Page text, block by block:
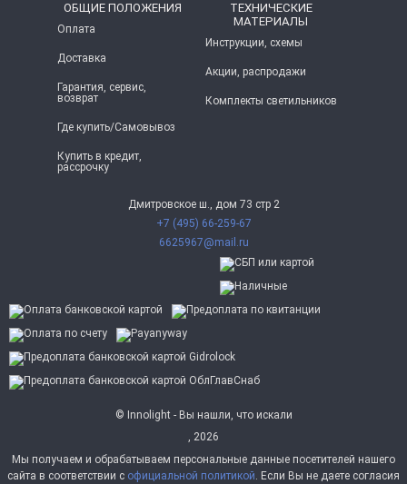
ОБЩИЕ ПОЛОЖЕНИЯ
Оплата
Доставка
Гарантия, сервис,
возврат
Где купить/Самовывоз
Купить в кредит,
рассрочку
ТЕХНИЧЕСКИЕ
МАТЕРИАЛЫ
Инструкции, схемы
Акции, распродажи
Комплекты светильников
Дмитровское ш., дом 73 стр 2
+7 (495) 66-259-67
6625967@mail.ru
© Innolight - Вы нашли, что искали
, 2026
Мы получаем и обрабатываем персональные данные посетителей нашего
сайта в соответствии с официальной политикой. Если Вы не даете согласия